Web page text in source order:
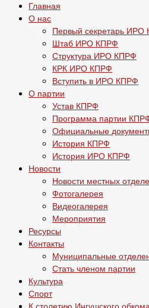
Главная
О нас
Первый секретарь ИРО
Штаб ИРО КПРФ
Структура ИРО КПРФ
КРК ИРО КПРФ
Вступить в ИРО КПРФ
О партии
Устав КПРФ
Программа партии
Официальные
История КПРФ
История ИРО КПРФ
Новости
Новости местных
Фотогалерея
Видеогалерея
Мероприятия
Ресурсы
Контакты
Муниципальные
Стать членом партии
Культура
Спорт